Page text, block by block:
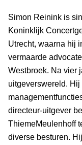
Simon Reinink is
Koninklijk
Utrecht, waarna hij
vermaarde
Westbroek. Na vier
uitgeverswereld.
directeur-uitgever
ThiemeMeulenhoff
diverse besturen.